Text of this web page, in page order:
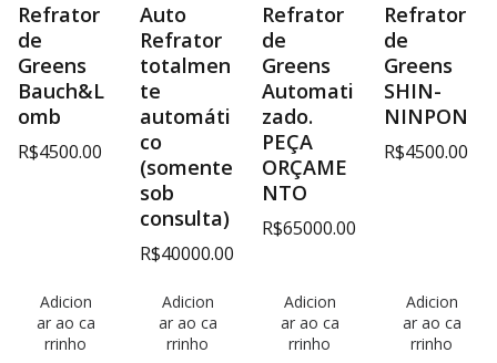
Refrator
de
Greens
Bauch&L
omb
R$4500.00
Adicion
ar ao ca
rrinho
Auto
Refrator
totalmen
te
automáti
co
(somente
sob
consulta)
R$40000.00
Adicion
ar ao ca
rrinho
Refrator
de
Greens
Automati
zado.
PEÇA
ORÇAME
NTO
R$65000.00
Adicion
ar ao ca
rrinho
Refrator
de
Greens
SHIN-
NINPON
R$4500.00
Adicion
ar ao ca
rrinho